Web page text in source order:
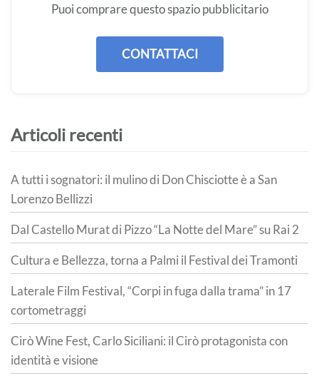
Puoi comprare questo spazio pubblicitario
CONTATTACI
Articoli recenti
A tutti i sognatori: il mulino di Don Chisciotte è a San
Lorenzo Bellizzi
Dal Castello Murat di Pizzo “La Notte del Mare” su Rai 2
Cultura e Bellezza, torna a Palmi il Festival dei Tramonti
Laterale Film Festival, “Corpi in fuga dalla trama” in 17
cortometraggi
Cirò Wine Fest, Carlo Siciliani: il Cirò protagonista con
identità e visione